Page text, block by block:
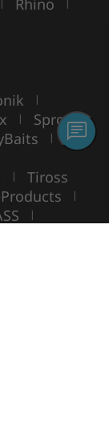
| Rhino |
|
| Spro |
|
| Tiross
|
|